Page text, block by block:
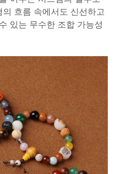
흐름 속에서도 신선하고
있는 무수한 조합 가능성